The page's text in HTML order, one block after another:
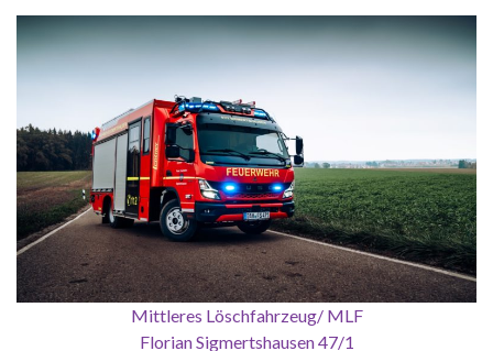
Mittleres Löschfahrzeug/ MLF
Florian Sigmertshausen 47/1